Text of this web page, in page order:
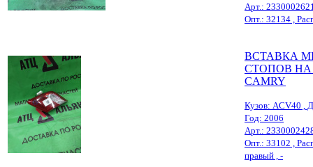
Арт.:
Опт.: 32134 ,
ВСТАВКА
СТОПОВ НА
CAMRY
Кузов: ACV40 ,
Год: 2006
Арт.:
Опт.: 33102 ,
правый , -